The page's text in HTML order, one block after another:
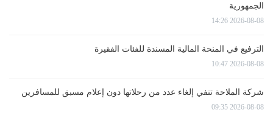
الجمهورية
2026-08-08 14:26
الترفيع في المنحة المالية المسندة للفئات الفقيرة
2026-08-08 10:47
شركة الملاحة تنفي إلغاء عدد من رحلاتها دون إعلام مسبق للمسافرين
2026-08-08 09:35